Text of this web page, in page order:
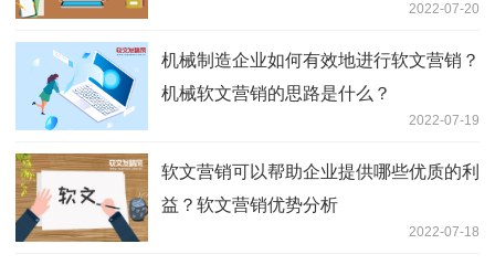
2022-07-20
机械制造企业如何有效地进行软文营销？
机械软文营销的思路是什么？
2022-07-19
软文营销可以帮助企业提供哪些优质的利
益？软文营销优势分析
2022-07-18